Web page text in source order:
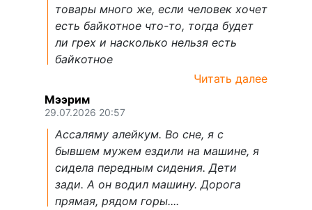
товары много же, если человек хочет
есть байкотное что-то, тогда будет
ли грех и насколько нельзя есть
байкотное
Читать далее
Мээрим
29.07.2026 20:57
Ассаляму алейкум. Во сне, я с
бывшем мужем ездили на машине, я
сидела передным сидения. Дети
зади. А он водил машину. Дорога
прямая, рядом горы....